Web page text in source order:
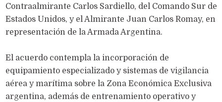
Contraalmirante Carlos Sardiello, del Comando Sur de
Estados Unidos, y el Almirante Juan Carlos Romay, en
representación de la Armada Argentina.
El acuerdo contempla la incorporación de
equipamiento especializado y sistemas de vigilancia
aérea y marítima sobre la Zona Económica Exclusiva
argentina, además de entrenamiento operativo y